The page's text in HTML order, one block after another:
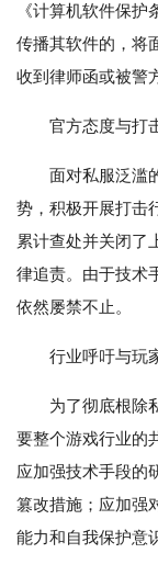
《计算机软件保护
传播其软件的，将
收到律师函或被警
官方态度与打
面对私服泛滥
势，积极开展打击
累计查处并关闭了
律追责。由于技术
依然屡禁不止。
行业呼吁与玩
为了彻底根除
要整个游戏行业的
应加强技术手段的
篡改措施；应加强
能力和自我保护意